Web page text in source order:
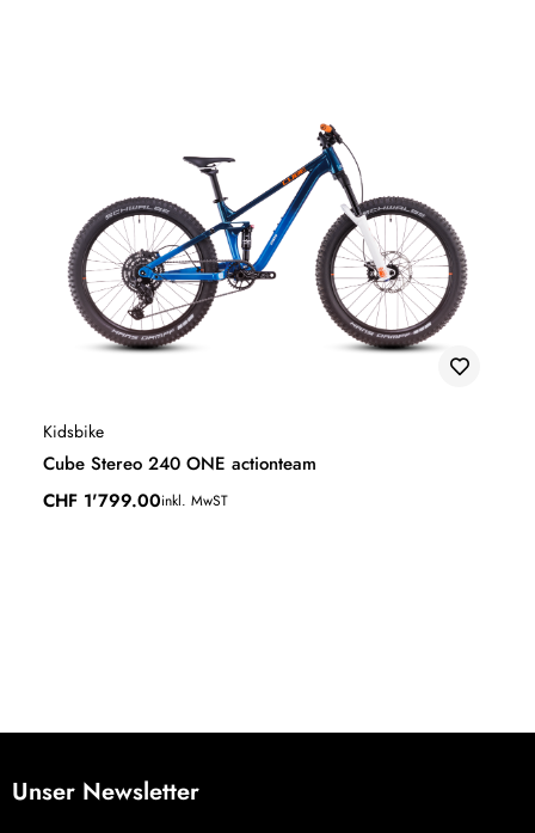
Kidsbike
Cube Stereo 240 ONE actionteam
CHF 1'799.00inkl. MwST
Unser Newsletter